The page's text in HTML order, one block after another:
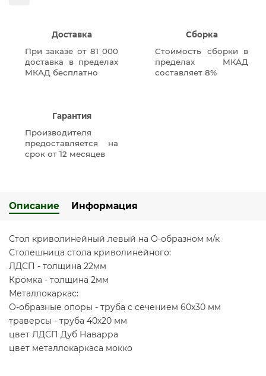
Доставка
При заказе от 81 000
доставка в пределах
МКАД бесплатно
Сборка
Стоимость сборки в
пределах МКАД
составляет 8%
Гарантия
Производителя
предоставляется на
срок от 12 месяцев
Описание Информация
Стол криволинейный левый на О-образном м/к
Столешница стола криволинейного:
ЛДСП - толщина 22мм
Кромка - толщина 2мм
Металлокаркас:
О-образные опоры - труба с сечением 60х30 мм
траверсы - труба 40х20 мм
цвет ЛДСП Дуб Наварра
цвет металлокаркаса мокко